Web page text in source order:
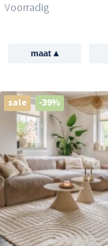
Voorradig
maat ▴
sale -39%